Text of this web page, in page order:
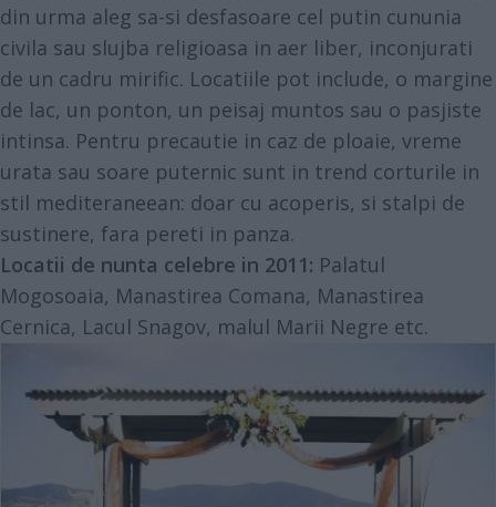
din urma aleg sa-si desfasoare cel putin cununia
civila sau slujba religioasa in aer liber, inconjurati
de un cadru mirific. Locatiile pot include, o margine
de lac, un ponton, un peisaj muntos sau o pasjiste
intinsa. Pentru precautie in caz de ploaie, vreme
urata sau soare puternic sunt in trend corturile in
stil mediteraneean: doar cu acoperis, si stalpi de
sustinere, fara pereti in panza.
Locatii de nunta celebre in 2011: Palatul
Mogosoaia, Manastirea Comana, Manastirea
Cernica, Lacul Snagov, malul Marii Negre etc.